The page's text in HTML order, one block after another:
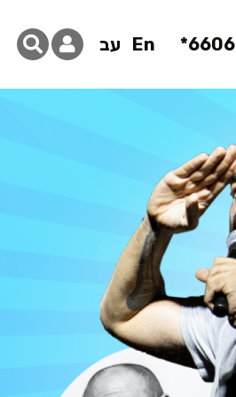
6606*
En עב